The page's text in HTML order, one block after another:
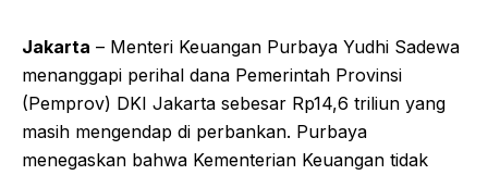
Jakarta – Menteri Keuangan Purbaya Yudhi Sadewa
menanggapi perihal dana Pemerintah Provinsi
(Pemprov) DKI Jakarta sebesar Rp14,6 triliun yang
masih mengendap di perbankan. Purbaya
menegaskan bahwa Kementerian Keuangan tidak